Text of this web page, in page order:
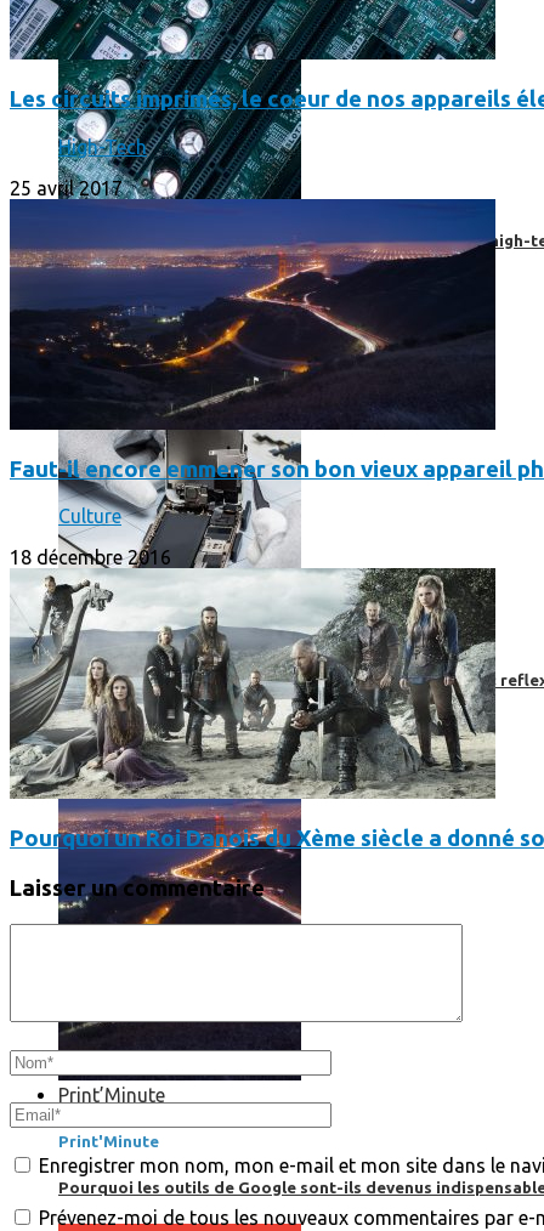
Prendre une extension de garantie pour vos appareils high-
Faut-il encore emmener son bon vieux appareil photo «
Print’Minute
Print'Minute
Pourquoi les outils de Google sont-ils devenus
Les circuits imprimés, le coeur de nos appareils
High-Tech
25 avril 2017
Faut-il encore emmener son bon vieux appareil
Culture
18 décembre 2016
Pourquoi un Roi Danois du Xème siècle a donné
Laisser un commentaire
Enregistrer mon nom, mon e-mail et mon site dans le
Prévenez-moi de tous les nouveaux commentaires par e-